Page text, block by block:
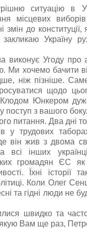
ситуацію в
місцевих
до
Україну
виконує Угоду про
Ми хочемо бачити
ніж пізніше.
щодо
Юнкером
поступ з вашого боку.
питання. Два дні
у трудових
він жив з двома
інших
громадян ЄС
Їхні історії
Коли Олег
та гідні люди не
швидко та
Вам ще раз,